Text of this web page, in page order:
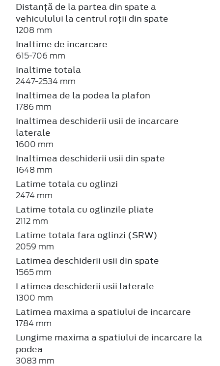
Distanță de la partea din spate a
vehiculului la centrul roții din spate
1208 mm
Inaltime de incarcare
615-706 mm
Inaltime totala
2447-2534 mm
Inaltimea de la podea la plafon
1786 mm
Inaltimea deschiderii usii de incarcare
laterale
1600 mm
Inaltimea deschiderii usii din spate
1648 mm
Latime totala cu oglinzi
2474 mm
Latime totala cu oglinzile pliate
2112 mm
Latime totala fara oglinzi (SRW)
2059 mm
Latimea deschiderii usii din spate
1565 mm
Latimea deschiderii usii laterale
1300 mm
Latimea maxima a spatiului de incarcare
1784 mm
Lungime maxima a spatiului de incarcare la
podea
3083 mm